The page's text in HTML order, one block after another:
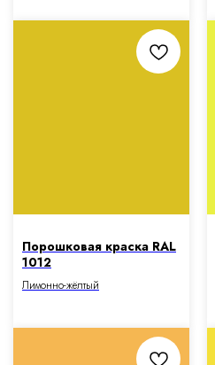
Порошковая краска RAL
1012
Лимонно-жёлтый